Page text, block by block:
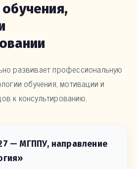
развивает профессиональную
обучения, мотивации и
к консультированию.
— МГППУ, направление